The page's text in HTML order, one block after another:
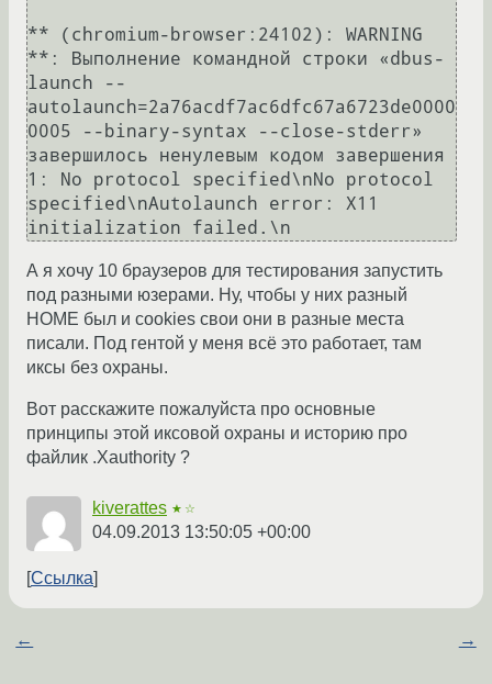
** (chromium-browser:24102): WARNING
**: Выполнение командной строки «dbus-
launch --
autolaunch=2a76acdf7ac6dfc67a6723de0000
0005 --binary-syntax --close-stderr»
завершилось ненулевым кодом завершения
1: No protocol specified\nNo protocol
specified\nAutolaunch error: X11
А я хочу 10 браузеров для тестирования запустить
под разными юзерами. Ну, чтобы у них разный
HOME был и cookies свои они в разные места
писали. Под гентой у меня всё это работает, там
иксы без охраны.
Вот расскажите пожалуйста про основные
принципы этой иксовой охраны и историю про
файлик .Xauthority ?
kiverattes ★☆
04.09.2013 13:50:05 +00:00
Ссылка
← →